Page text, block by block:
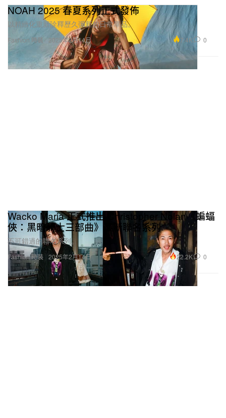
Fashion 時裝
NOAH 2025 春夏系列正式發佈
以精緻化重新詮釋歷久彌新的日常單品。
2025年2月14日 7.4K 0
Fashion 時裝
Wacko Maria 正式推出 Christopher Nolan《蝙蝠
俠：黑暗騎士三部曲》最新聯名系列
不可錯過的聯名系列。
2025年2月14日 22.2K 0